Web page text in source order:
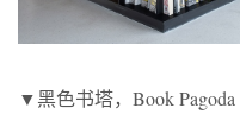
▼黑色书塔，Book Pagoda